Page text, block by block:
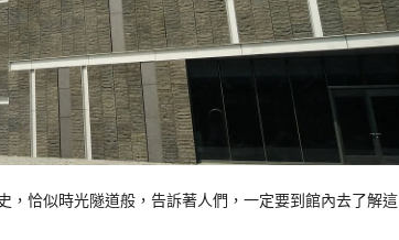
恰似時光隧道般，告訴著人們，一定要到館內去了解這